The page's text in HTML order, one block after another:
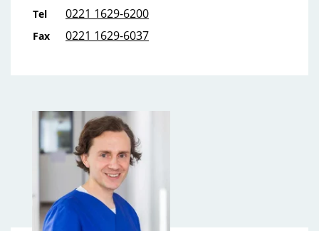
Tel 0221 1629-6200
Fax 0221 1629-6037